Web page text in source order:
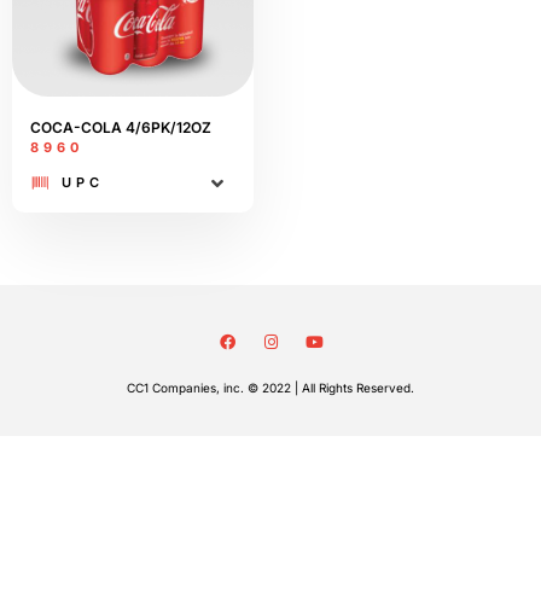
COCA-COLA 4/6PK/12OZ
8960
UPC
CC1 Companies, inc. © 2022 | All Rights Reserved.